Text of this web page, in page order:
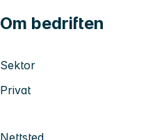
Om bedriften
Sektor
Privat